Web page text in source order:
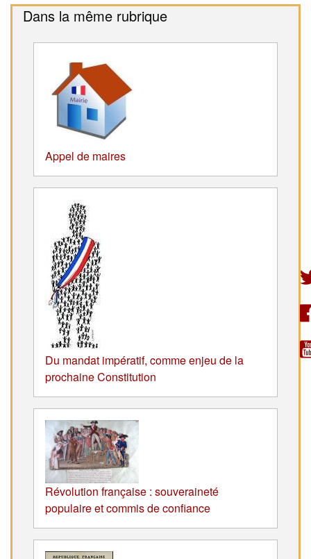
Dans la même rubrique
Appel de maires
Du mandat impératif, comme enjeu de la
prochaine Constitution
Révolution française : souveraineté
populaire et commis de confiance